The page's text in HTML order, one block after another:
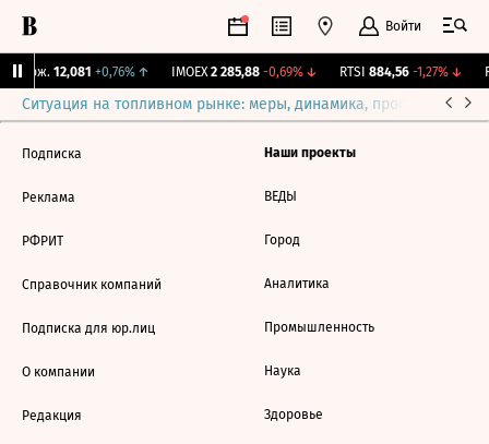
Войти
Бирж. 12,081 +0,76%↑ IMOEX 2 285,88 -0,69%↓ RTSI 884,56 -1,27%↓
Ситуация на топливном рынке: меры, динамика, прогнозы
Подписка
Реклама
РФРИТ
Справочник компаний
Подписка для юр.лиц
О компании
Редакция
Наши проекты
ВЕДЫ
Город
Аналитика
Промышленность
Наука
Здоровье